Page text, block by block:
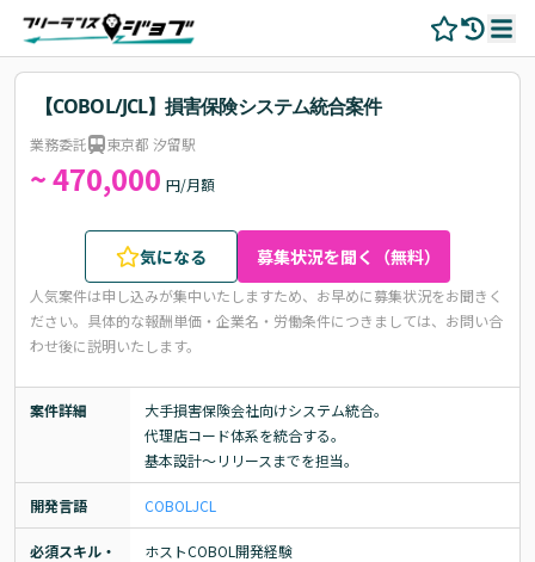
【COBOL/JCL】損害保険システム統合案件
業務委託 東京都 汐留駅
~ 470,000 円/月額
気になる 募集状況を聞く（無料）
人気案件は申し込みが集中いたしますため、お早めに募集状況をお聞きく
ださい。 具体的な報酬単価・企業名・労働条件につきましては、お問い合
わせ後に説明いたします。
案件詳細
大手損害保険会社向けシステム統合。
代理店コード体系を統合する。
基本設計～リリースまでを担当。
開発言語 COBOL JCL
必須スキル・
ホストCOBOL開発経験